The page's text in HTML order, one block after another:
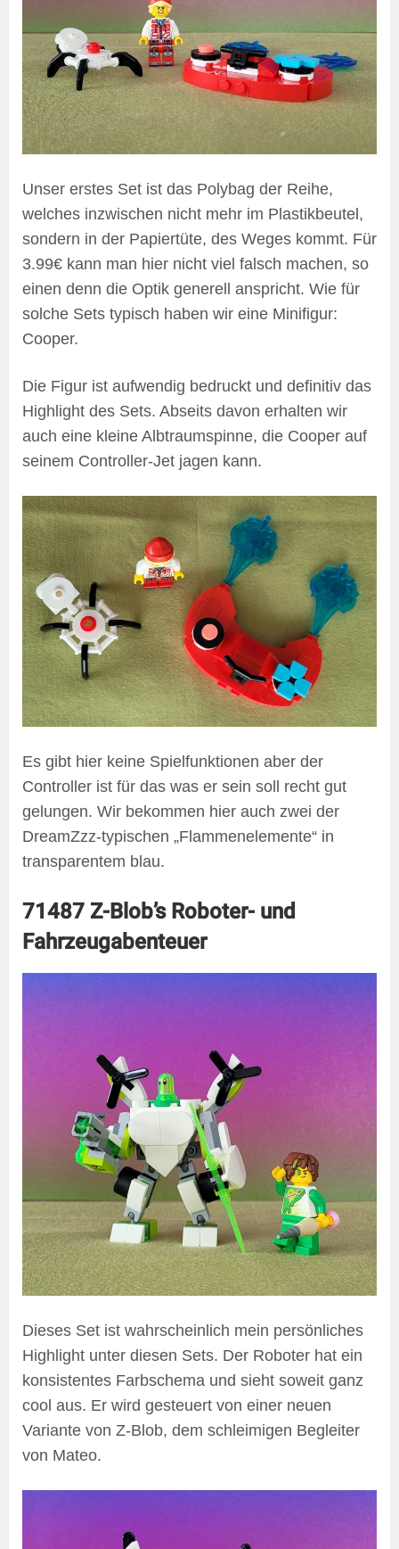
Unser erstes Set ist das Polybag der Reihe,
welches inzwischen nicht mehr im Plastikbeutel,
sondern in der Papiertüte, des Weges kommt. Für
3.99€ kann man hier nicht viel falsch machen, so
einen denn die Optik generell anspricht. Wie für
solche Sets typisch haben wir eine Minifigur:
Cooper.
Die Figur ist aufwendig bedruckt und definitiv das
Highlight des Sets. Abseits davon erhalten wir
auch eine kleine Albtraumspinne, die Cooper auf
seinem Controller-Jet jagen kann.
Es gibt hier keine Spielfunktionen aber der
Controller ist für das was er sein soll recht gut
gelungen. Wir bekommen hier auch zwei der
DreamZzz-typischen „Flammenelemente“ in
transparentem blau.
71487 Z-Blob’s Roboter- und
Fahrzeugabenteuer
Dieses Set ist wahrscheinlich mein persönliches
Highlight unter diesen Sets. Der Roboter hat ein
konsistentes Farbschema und sieht soweit ganz
cool aus. Er wird gesteuert von einer neuen
Variante von Z-Blob, dem schleimigen Begleiter
von Mateo.